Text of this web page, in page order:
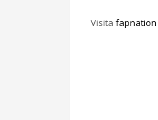
Visita fapnation